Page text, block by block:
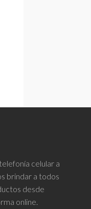
celular a
brindar a todos
desde
online.